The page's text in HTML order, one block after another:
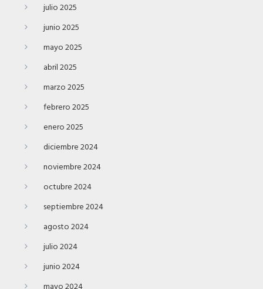
julio 2025
junio 2025
mayo 2025
abril 2025
marzo 2025
febrero 2025
enero 2025
diciembre 2024
noviembre 2024
octubre 2024
septiembre 2024
agosto 2024
julio 2024
junio 2024